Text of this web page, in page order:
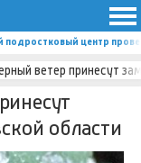
центр
ветер принесут
области